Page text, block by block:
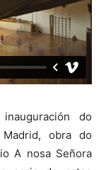
do
obra do
A nosa Señora